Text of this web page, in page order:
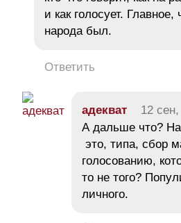
и как голосует.
народа был.
Ответить
адекват 12
А дальше что?
это, типа, сбор
голосованию,
то не того?
личного.